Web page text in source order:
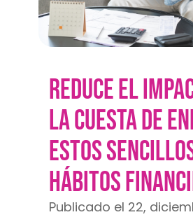
REDUCE EL
LA CUESTA DE
ESTOS
HÁBITOS
Publicado el 22,